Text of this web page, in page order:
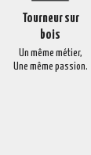
Tourneur sur
bois
Un même métier,
Une même passion.